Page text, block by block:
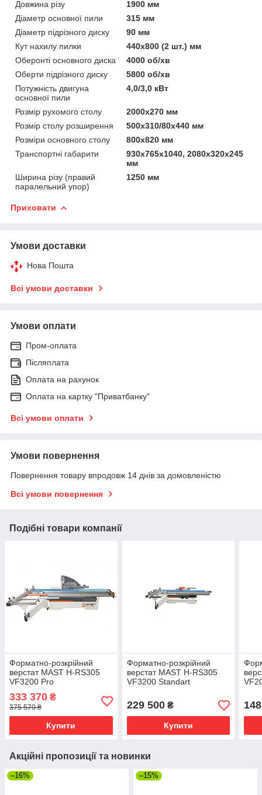
Довжина різу
1900 мм
Діаметр основної пили
315 мм
Діаметр підрізного диску
90 мм
Кут нахилу пилки
440x800 (2 шт.) мм
Оберонті основного диска
4000 об/хв
Оберти підрізного диску
5800 об/хв
Потужність двигуна
основної пили
4,0/3,0 кВт
Розмір рухомого столу
2000x270 мм
Розмір столу розширення
500x310/80x440 мм
Розміри основного столу
800x820 мм
Транспортні габарити
930x765x1040, 2080x320x245
мм
Ширина різу (правий
паралельний упор)
1250 мм
Приховати
Умови доставки
Нова Пошта
Всі умови доставки
Умови оплати
Пром-оплата
Післяплата
Оплата на рахунок
Оплата на картку "Приватбанку"
Всі умови оплати
Умови повернення
Повернення товару впродовж 14 днів за домовленістю
Всі умови повернення
Подібні товари компанії
Форматно-розкрійний
верстат MAST H-RS305
VF3200 Pro
333 370 ₴
375 570 ₴
Купити
Форматно-розкрійний
верстат MAST H-RS305
VF3200 Standart
229 500₴
Купити
Акційні пропозиції та новинки
–16% –15%